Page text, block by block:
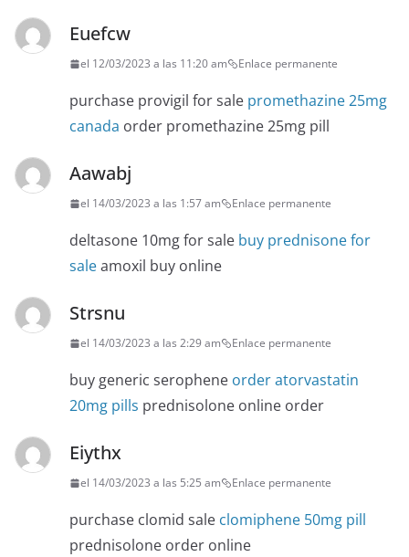
Euefcw
el 12/03/2023 a las 11:20 am Enlace permanente
purchase provigil for sale promethazine 25mg
canada order promethazine 25mg pill
Aawabj
el 14/03/2023 a las 1:57 am Enlace permanente
deltasone 10mg for sale buy prednisone for
saleamoxil buy online
Strsnu
el 14/03/2023 a las 2:29 am Enlace permanente
buy generic serophene order atorvastatin
20mg pills prednisolone online order
Eiythx
el 14/03/2023 a las 5:25 am Enlace permanente
purchase clomid sale clomiphene 50mg pill
prednisolone order online